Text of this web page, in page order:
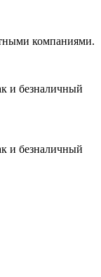
компаниями.
и безналичный
и безналичный